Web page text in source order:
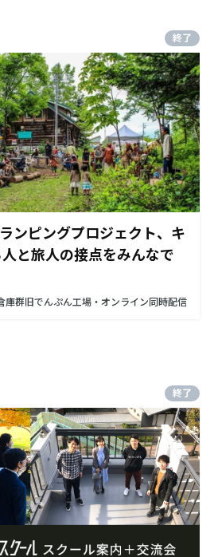
終了
ンピングプロジェクト、キ
と旅人の接点をみんなで
庫群旧でんぷん工場・オンライン同時配信
終了